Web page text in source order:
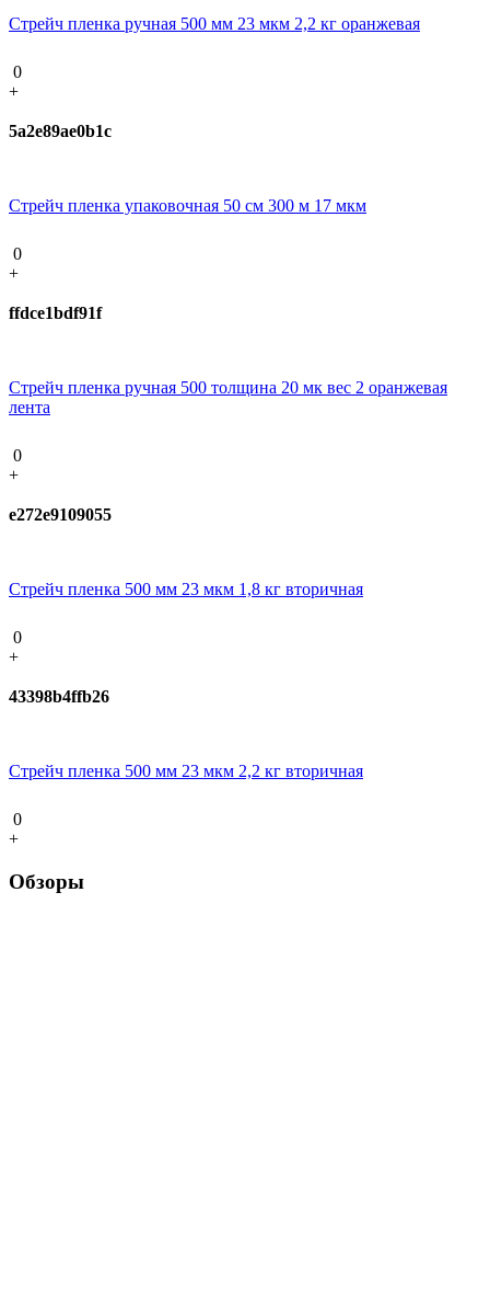
Стрейч пленка ручная 500 мм 23 мкм 2,2 кг оранжевая
0
+
5a2e89ae0b1c
Стрейч пленка упаковочная 50 см 300 м 17 мкм
0
+
ffdce1bdf91f
Стрейч пленка ручная 500 толщина 20 мк вес 2 оранжевая
лента
0
+
e272e9109055
Стрейч пленка 500 мм 23 мкм 1,8 кг вторичная
0
+
43398b4ffb26
Стрейч пленка 500 мм 23 мкм 2,2 кг вторичная
0
+
Обзоры